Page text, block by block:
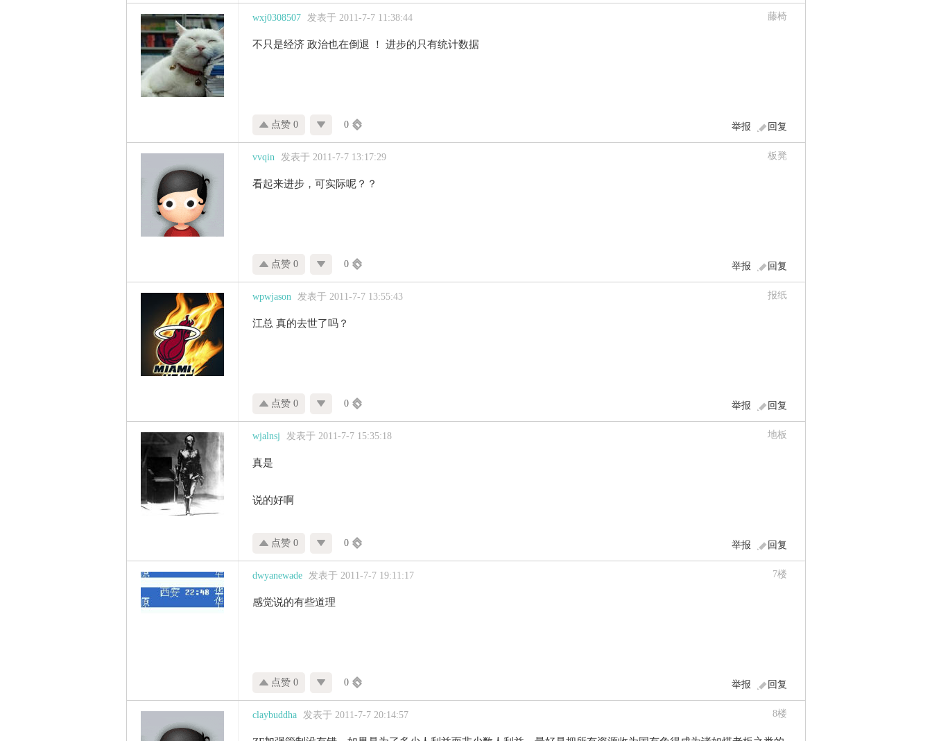
藤椅
wxj0308507 发表于 2011-7-7 11:38:44
不只是经济 政治也在倒退 ！ 进步的只有统计数据
回复
举报
点赞 0 0
板凳
vvqin 发表于 2011-7-7 13:17:29
看起来进步，可实际呢？？
回复
举报
点赞 0 0
报纸
wpwjason 发表于 2011-7-7 13:55:43
江总 真的去世了吗？
回复
举报
点赞 0 0
地板
wjalnsj 发表于 2011-7-7 15:35:18
真是
说的好啊
回复
举报
点赞 0 0
7楼
dwyanewade 发表于 2011-7-7 19:11:17
感觉说的有些道理
回复
举报
点赞 0 0
8楼
claybuddha 发表于 2011-7-7 20:14:57